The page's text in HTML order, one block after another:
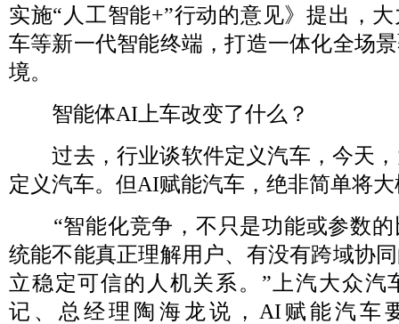
实施“人工智能+”行动的意见》提出，
车等新一代智能终端，打造一体化全场
境。
智能体AI上车改变了什么？
过去，行业谈软件定义汽车，今天，
定义汽车。但AI赋能汽车，绝非简单将
“智能化竞争，不只是功能或参数的
统能不能真正理解用户、有没有跨域协
立稳定可信的人机关系。”上汽大众汽
记、总经理陶海龙说，AI赋能汽车